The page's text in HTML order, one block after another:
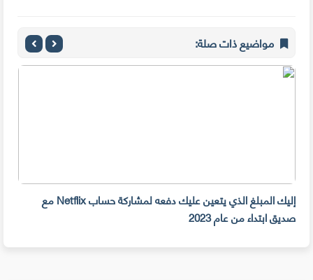
مواضيع ذات صلة:
إليك المبلغ الذي يتعين عليك دفعه لمشاركة حساب Netflix مع
صديق ابتداء من عام 2023